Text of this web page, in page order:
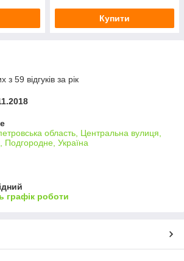
Купити
з 59 відгуків за рік
область, Центральна вулиця,
Подгородне, Україна
графік роботи